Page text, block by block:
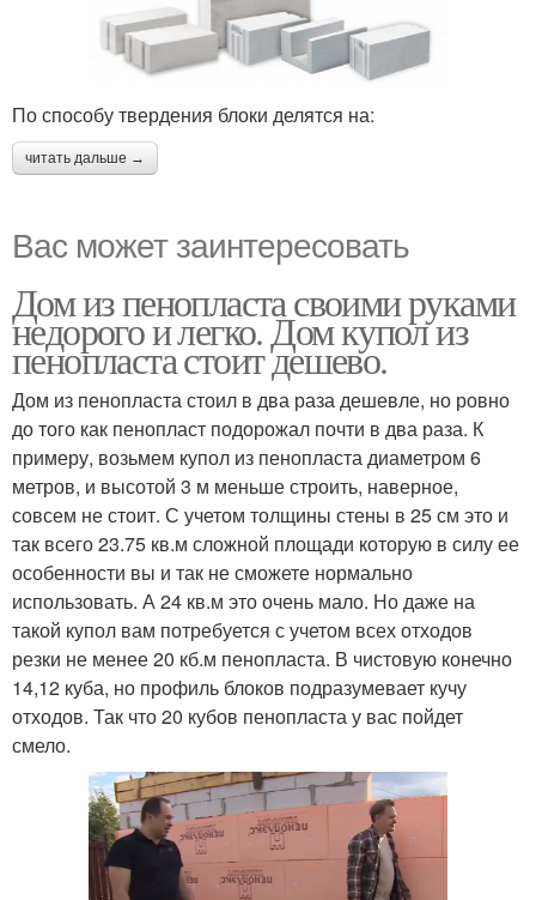
По способу твердения блоки делятся на:
читать дальше →
Вас может заинтересовать
Дом из пенопласта своими руками
недорого и легко. Дом купол из
пенопласта стоит дешево.
Дом из пенопласта стоил в два раза дешевле, но ровно
до того как пенопласт подорожал почти в два раза. К
примеру, возьмем купол из пенопласта диаметром 6
метров, и высотой 3 м меньше строить, наверное,
совсем не стоит. С учетом толщины стены в 25 см это и
так всего 23.75 кв.м сложной площади которую в силу ее
особенности вы и так не сможете нормально
использовать. А 24 кв.м это очень мало. Но даже на
такой купол вам потребуется с учетом всех отходов
резки не менее 20 кб.м пенопласта. В чистовую конечно
14,12 куба, но профиль блоков подразумевает кучу
отходов. Так что 20 кубов пенопласта у вас пойдет
смело.